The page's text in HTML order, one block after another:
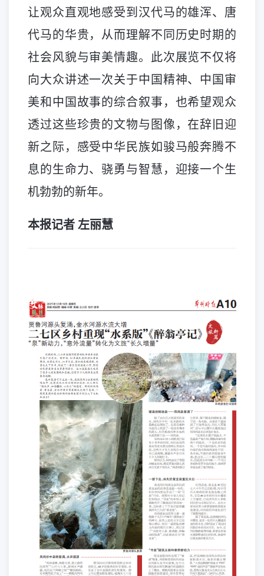
让观众直观地感受到汉代马的雄浑、唐
代马的华贵，从而理解不同历史时期的
社会风貌与审美情趣。此次展览不仅将
向大众讲述一次关于中国精神、中国审
美和中国故事的综合叙事，也希望观众
透过这些珍贵的文物与图像，在辞旧迎
新之际，感受中华民族如骏马般奔腾不
息的生命力、骁勇与智慧，迎接一个生
机勃勃的新年。
本报记者 左丽慧